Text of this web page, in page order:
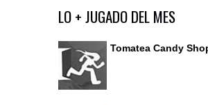
Ir al editor de comentarios
LO + JUGADO DEL MES
Tomatea Candy